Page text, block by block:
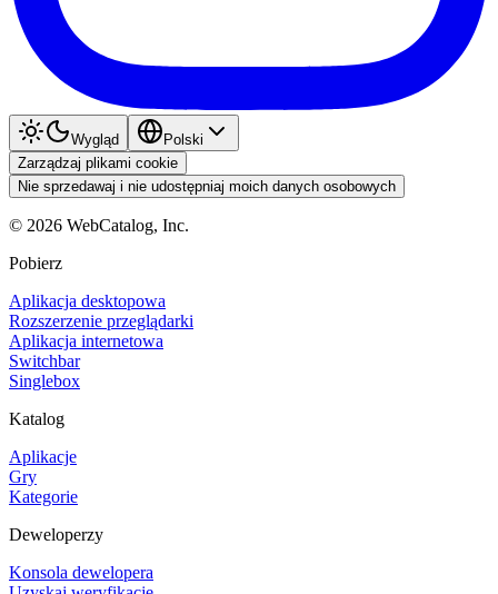
Wygląd
Polski
Zarządzaj plikami cookie
Nie sprzedawaj i nie udostępniaj moich danych osobowych
© 2026 WebCatalog, Inc.
Pobierz
Aplikacja desktopowa
Rozszerzenie przeglądarki
Aplikacja internetowa
Switchbar
Singlebox
Katalog
Aplikacje
Gry
Kategorie
Deweloperzy
Konsola dewelopera